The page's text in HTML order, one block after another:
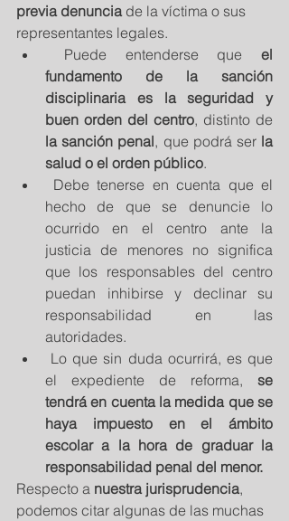
previa denuncia de la víctima o sus
representantes legales.
Puede entenderse que el
fundamento de la sanción
disciplinaria es la seguridad y
buen orden del centro
la sanción penal, que podrá ser la
salud o el orden público.
hecho de que se denuncie lo
ocurrido en el centro ante la
justicia de menores no significa
que los responsables del centro
puedan inhibirse y declinar su
responsabilidad en las
autoridades.
el expediente de reforma, se
tendrá en cuenta la medida que se
haya impuesto en el ámbito
escolar a la hora de graduar la
responsabilidad penal del menor.
Respecto a nuestra jurisprudencia,
podemos citar algunas de las muchas